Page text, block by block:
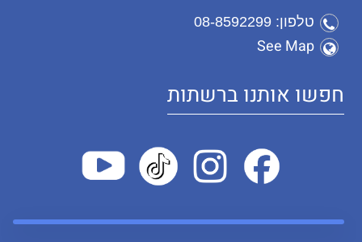
טלפון: 08-8592299
See Map
חפשו אותנו ברשתות